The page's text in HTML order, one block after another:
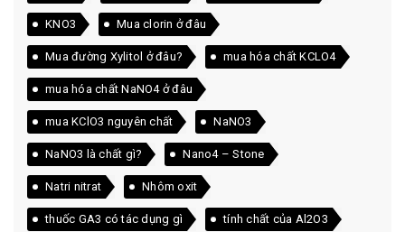
KNO3 Mua clorin ở đâu
Mua đường Xylitol ở đâu? mua hóa chất KCLO4
mua hóa chất NaNO4 ở đâu
mua KClO3 nguyên chất NaNO3
NaNO3 là chất gì? Nano4 – Stone
Natri nitrat Nhôm oxit
thuốc GA3 có tác dụng gì tính chất của Al2O3